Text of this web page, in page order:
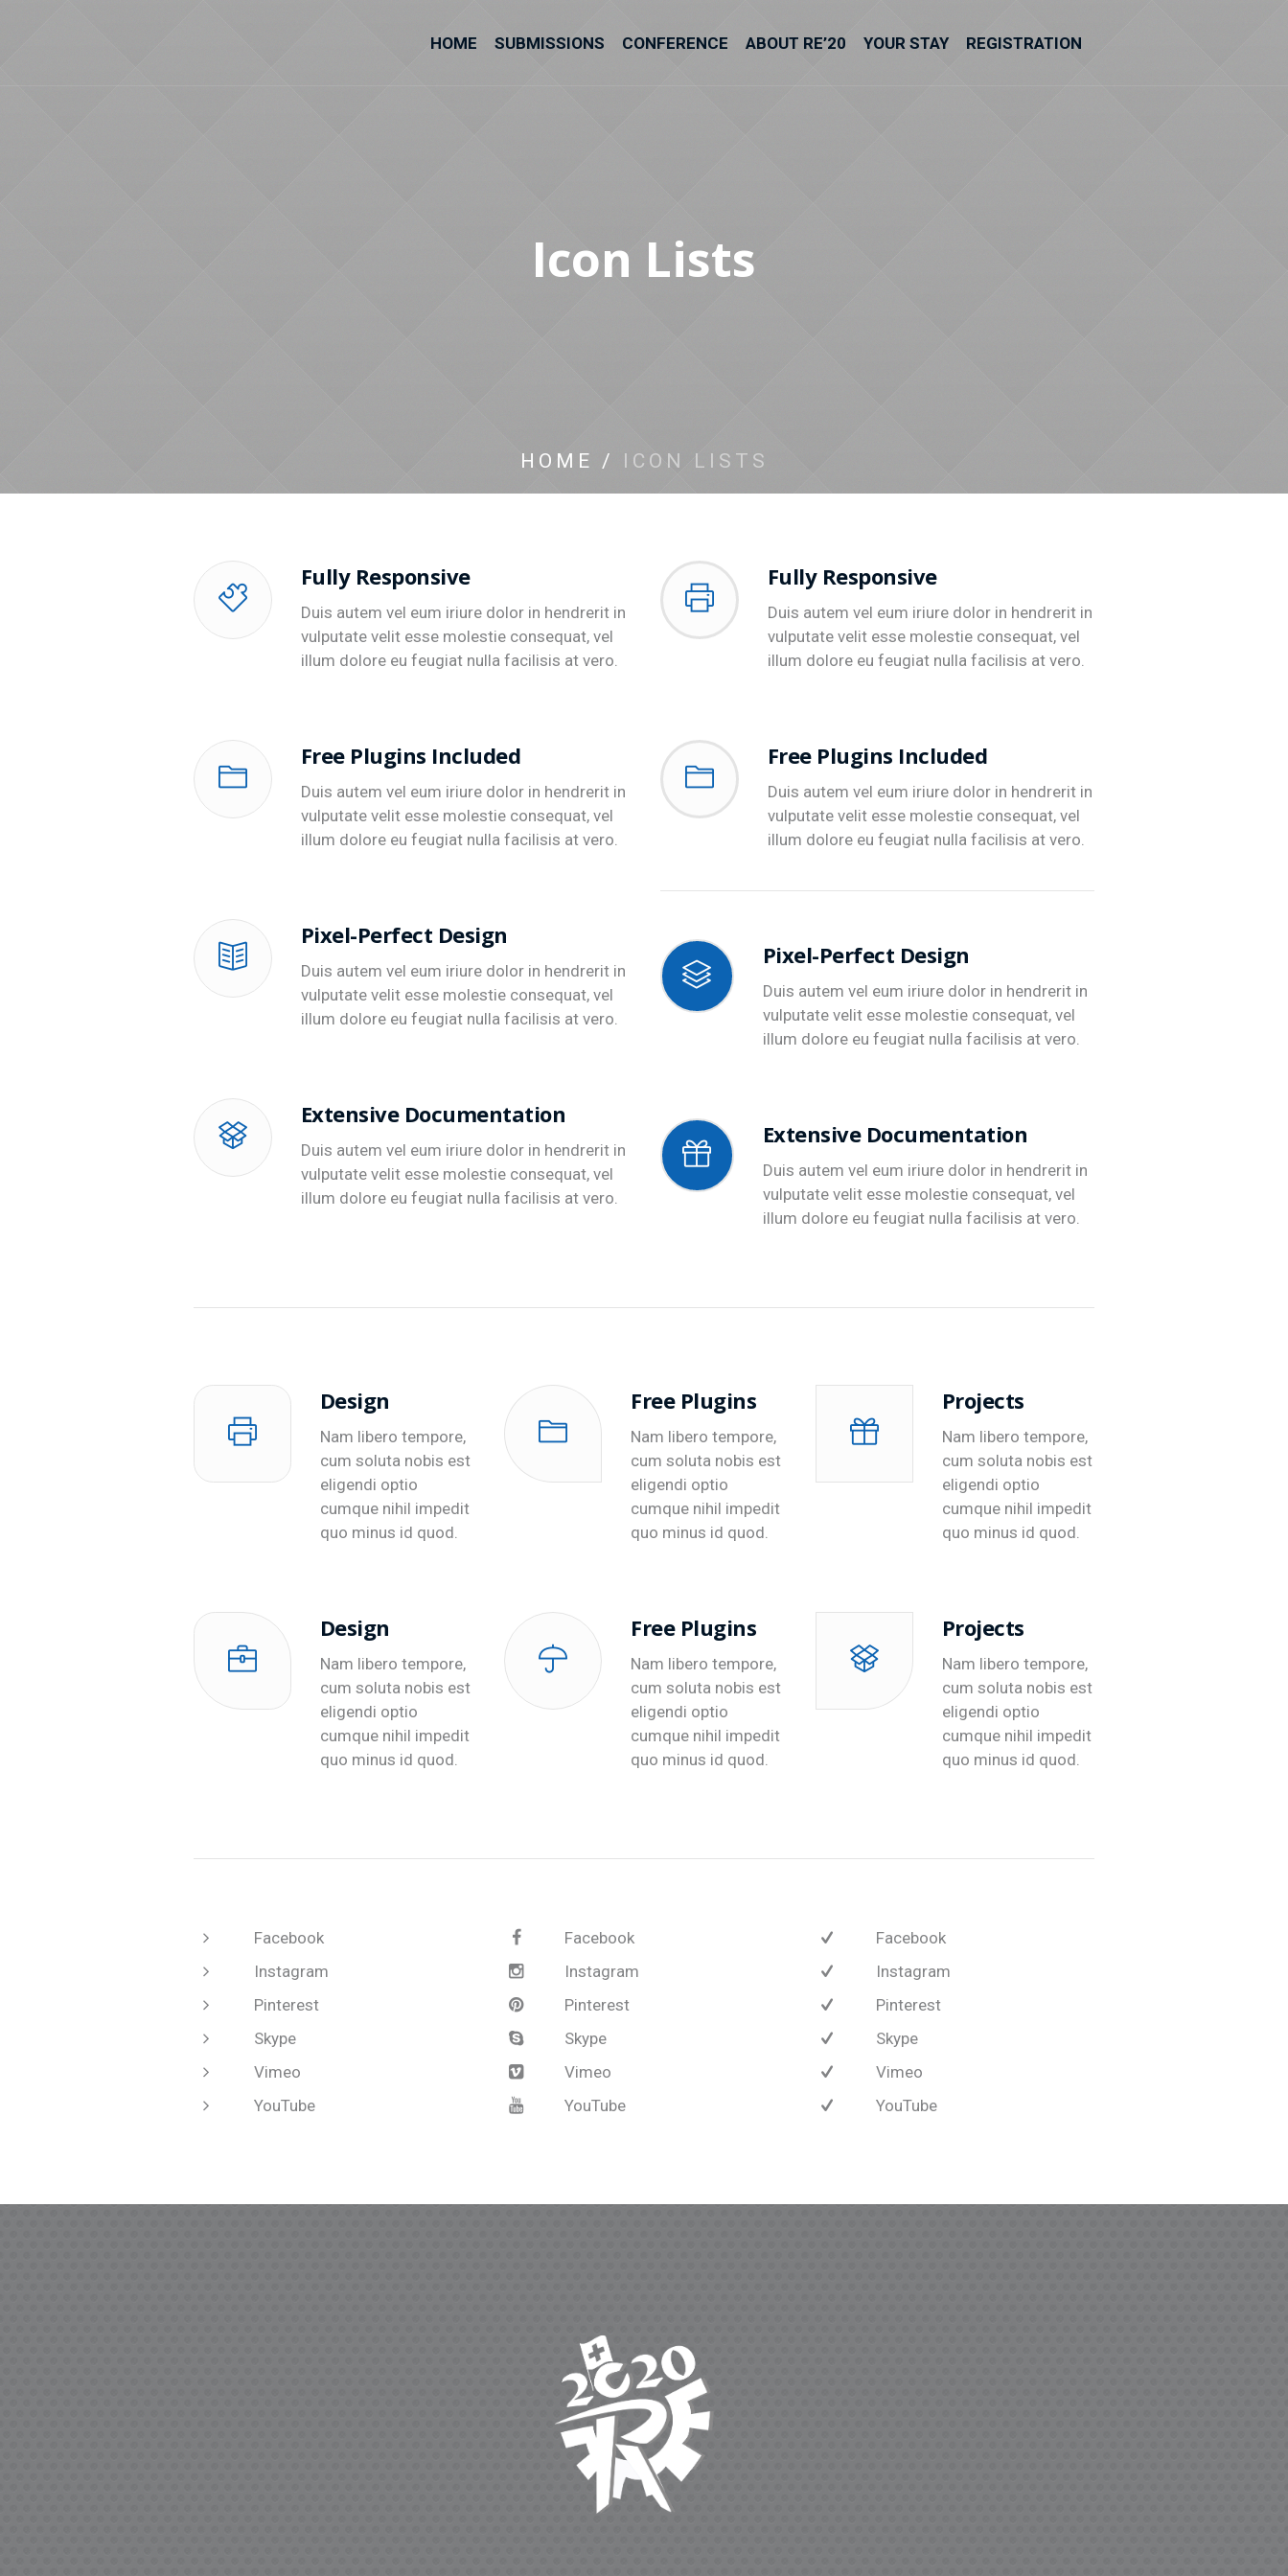
HOME SUBMISSIONS CONFERENCE ABOUT RE’20 YOUR STAY REGISTRATION
Icon Lists
HOME / ICON LISTS
Fully Responsive
Duis autem vel eum iriure dolor in hendrerit in
vulputate velit esse molestie consequat, vel
illum dolore eu feugiat nulla facilisis at vero.
Free Plugins Included
Duis autem vel eum iriure dolor in hendrerit in
vulputate velit esse molestie consequat, vel
illum dolore eu feugiat nulla facilisis at vero.
Pixel-Perfect Design
Duis autem vel eum iriure dolor in hendrerit in
vulputate velit esse molestie consequat, vel
illum dolore eu feugiat nulla facilisis at vero.
Extensive Documentation
Duis autem vel eum iriure dolor in hendrerit in
vulputate velit esse molestie consequat, vel
illum dolore eu feugiat nulla facilisis at vero.
Fully Responsive
Duis autem vel eum iriure dolor in hendrerit in
vulputate velit esse molestie consequat, vel
illum dolore eu feugiat nulla facilisis at vero.
Free Plugins Included
Duis autem vel eum iriure dolor in hendrerit in
vulputate velit esse molestie consequat, vel
illum dolore eu feugiat nulla facilisis at vero.
Pixel-Perfect Design
Duis autem vel eum iriure dolor in hendrerit in
vulputate velit esse molestie consequat, vel
illum dolore eu feugiat nulla facilisis at vero.
Extensive Documentation
Duis autem vel eum iriure dolor in hendrerit in
vulputate velit esse molestie consequat, vel
illum dolore eu feugiat nulla facilisis at vero.
Design
Nam libero tempore,
cum soluta nobis est
eligendi optio
cumque nihil impedit
quo minus id quod.
Free Plugins
Nam libero tempore,
cum soluta nobis est
eligendi optio
cumque nihil impedit
quo minus id quod.
Projects
Nam libero tempore,
cum soluta nobis est
eligendi optio
cumque nihil impedit
quo minus id quod.
Design
Nam libero tempore,
cum soluta nobis est
eligendi optio
cumque nihil impedit
quo minus id quod.
Free Plugins
Nam libero tempore,
cum soluta nobis est
eligendi optio
cumque nihil impedit
quo minus id quod.
Projects
Nam libero tempore,
cum soluta nobis est
eligendi optio
cumque nihil impedit
quo minus id quod.
Facebook
Instagram
Pinterest
Skype
Vimeo
YouTube
Facebook
Instagram
Pinterest
Skype
Vimeo
YouTube
Facebook
Instagram
Pinterest
Skype
Vimeo
YouTube